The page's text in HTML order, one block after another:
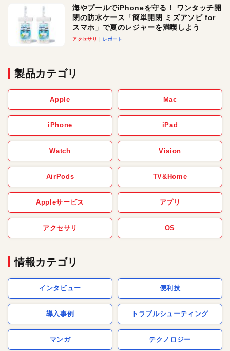
海やプールでiPhoneを守る！ ワンタッチ開
閉の防水ケース「簡単開閉 ミズアソビ for
スマホ」で夏のレジャーを満喫しよう
アクセサリ レポート
製品カテゴリ
Apple Mac
iPhone iPad
Watch Vision
AirPods TV&Home
Appleサービス アプリ
アクセサリ OS
情報カテゴリ
インタビュー 便利技
導入事例 トラブルシューティング
マンガ テクノロジー